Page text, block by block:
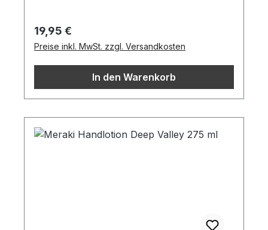
Regulärer Preis:
19,95 €
Preise inkl. MwSt. zzgl. Versandkosten
In den Warenkorb